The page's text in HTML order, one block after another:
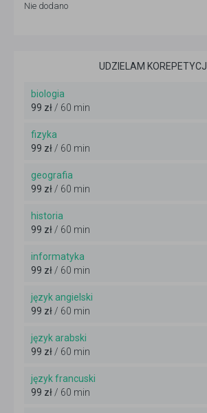
Nie dodano
UDZIELAM KOREPETYCJI
biologia
99 zł/ 60 min
fizyka
99 zł/ 60 min
geografia
99 zł/ 60 min
historia
99 zł/ 60 min
informatyka
99 zł/ 60 min
język angielski
99 zł/ 60 min
język arabski
99 zł/ 60 min
język francuski
99 zł/ 60 min